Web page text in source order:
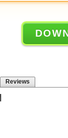
Reviews